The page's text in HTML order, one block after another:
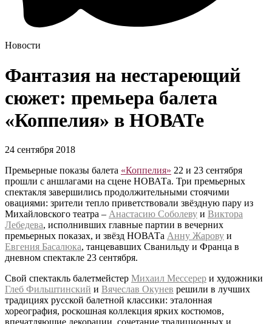
Новости
Фантазия на нестареющий
сюжет: премьера балета
«Коппелия» в НОВАТе
24 сентября 2018
Премьерные показы балета «Коппелия» 22 и 23 сентября
прошли с аншлагами на сцене НОВАТа. Три премьерных
спектакля завершились продолжительными стоячими
овациями: зрители тепло приветствовали звёздную пару из
Михайловского театра – Анастасию Соболеву и Виктора
Лебедева, исполнивших главные партии в вечерних
премьерных показах, и звёзд НОВАТа Анну Жарову и
Евгения Басалюка, танцевавших Сванильду и Франца в
дневном спектакле 23 сентября.
Свой спектакль балетмейстер Михаил Мессерер и художники
Глеб Фильштинский и Вячеслав Окунев решили в лучших
традициях русской балетной классики: эталонная
хореография, роскошная коллекция ярких костюмов,
впечатляющие декорации, сочетание традиционных и